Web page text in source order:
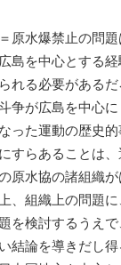
原水爆禁止の問
島を中心とする
れる必要がある
争が広島を中心
った運動の歴史
すらあることは
原水協の諸組織
、組織上の問題
を検討するうえ
結論を導きだし